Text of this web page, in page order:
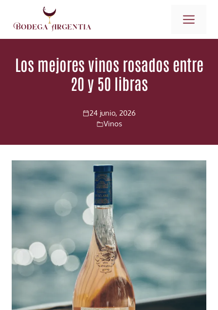
contenido
Los mejores vinos rosados entre
20 y 50 libras
24 junio, 2026
Vinos